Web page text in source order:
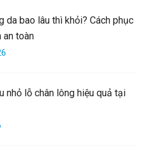
da bao lâu thì khỏi? Cách phục
an toàn
nhỏ lỗ chân lông hiệu quả tại